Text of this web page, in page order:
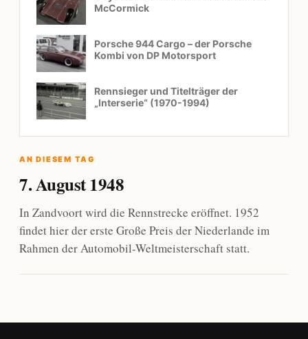
McCormick
Porsche 944 Cargo – der Porsche
Kombi von DP Motorsport
Rennsieger und Titelträger der
„Interserie“ (1970-1994)
AN DIESEM TAG
7. August 1948
In Zandvoort wird die Rennstrecke eröffnet. 1952
findet hier der erste Große Preis der Niederlande im
Rahmen der Automobil-Weltmeisterschaft statt.